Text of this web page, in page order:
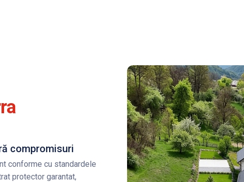
compromisuri
conforme cu standardele
protector garantat,